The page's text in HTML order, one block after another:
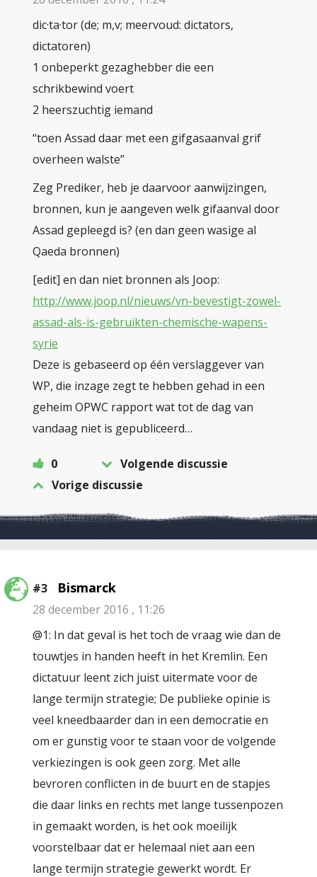
dic·ta·tor (de; m,v; meervoud: dictators,
dictatoren)
1 onbeperkt gezaghebber die een
schrikbewind voert
2 heerszuchtig iemand
“toen Assad daar met een gifgasaanval grif
overheen walste”
Zeg Prediker, heb je daarvoor aanwijzingen,
bronnen, kun je aangeven welk gifaanval door
Assad gepleegd is? (en dan geen wasige al
Qaeda bronnen)
[edit] en dan niet bronnen als Joop:
http://www.joop.nl/nieuws/vn-bevestigt-zowel-
assad-als-is-gebruikten-chemische-wapens-
syrie
Deze is gebaseerd op één verslaggever van
WP, die inzage zegt te hebben gehad in een
geheim OPWC rapport wat tot de dag van
vandaag niet is gepubliceerd…
0
Volgende discussie
Vorige discussie
#3 Bismarck
28 december 2016 , 11:26
@1: In dat geval is het toch de vraag wie dan de
touwtjes in handen heeft in het Kremlin. Een
dictatuur leent zich juist uitermate voor de
lange termijn strategie; De publieke opinie is
veel kneedbaarder dan in een democratie en
om er gunstig voor te staan voor de volgende
verkiezingen is ook geen zorg. Met alle
bevroren conflicten in de buurt en de stapjes
die daar links en rechts met lange tussenpozen
in gemaakt worden, is het ook moeilijk
voorstelbaar dat er helemaal niet aan een
lange termijn strategie gewerkt wordt. Er